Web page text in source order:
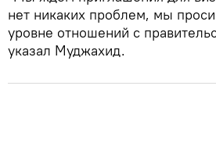
нет никаких проблем, мы
уровне отношений с
указал Муджахид.